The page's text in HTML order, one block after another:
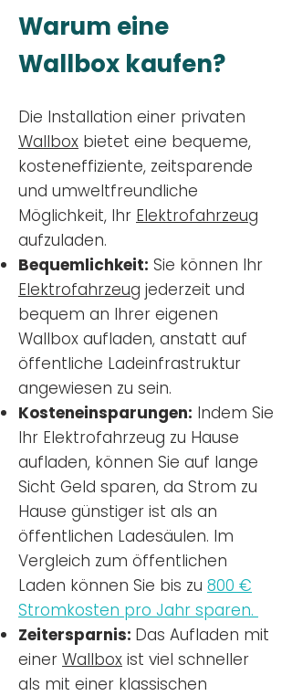
Warum eine
Wallbox kaufen?
Die Installation einer privaten
Wallbox bietet eine bequeme,
kosteneffiziente, zeitsparende
und umweltfreundliche
Möglichkeit, Ihr Elektrofahrzeug
aufzuladen.
Bequemlichkeit: Sie können Ihr
Elektrofahrzeug jederzeit und
bequem an Ihrer eigenen
Wallbox aufladen, anstatt auf
öffentliche Ladeinfrastruktur
angewiesen zu sein.
Kosteneinsparungen: Indem Sie
Ihr Elektrofahrzeug zu Hause
aufladen, können Sie auf lange
Sicht Geld sparen, da Strom zu
Hause günstiger ist als an
öffentlichen Ladesäulen. Im
Vergleich zum öffentlichen
Laden können Sie bis zu 800 €
Stromkosten pro Jahr sparen.
Zeitersparnis: Das Aufladen mit
einer Wallbox ist viel schneller
als mit einer klassischen